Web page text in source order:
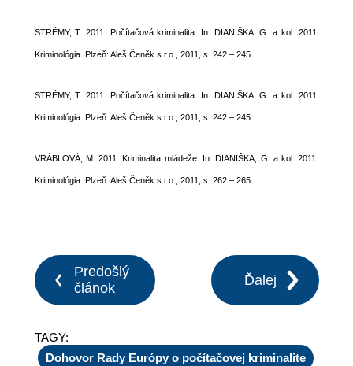
STRÉMY, T. 2011. Počítačová kriminalita. In: DIANIŠKA, G. a kol. 2011.
Kriminológia. Plzeň: Aleš Čeněk s.r.o., 2011, s. 242 – 245.
STRÉMY, T. 2011. Počítačová kriminalita. In: DIANIŠKA, G. a kol. 2011.
Kriminológia. Plzeň: Aleš Čeněk s.r.o., 2011, s. 242 – 245.
VRÁBLOVÁ, M. 2011. Kriminalita mládeže. In: DIANIŠKA, G. a kol. 2011.
Kriminológia. Plzeň: Aleš Čeněk s.r.o., 2011, s. 262 – 265.
Predošlý
článok
Ďalej
TAGY:
Dohovor Rady Európy o počítačovej kriminalite